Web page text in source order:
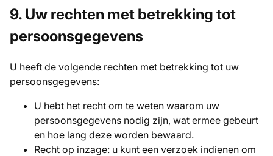
9. Uw rechten met betrekking tot
persoonsgegevens
U heeft de volgende rechten met betrekking tot uw
persoonsgegevens:
U hebt het recht om te weten waarom uw
persoonsgegevens nodig zijn, wat ermee gebeurt
en hoe lang deze worden bewaard.
Recht op inzage: u kunt een verzoek indienen om